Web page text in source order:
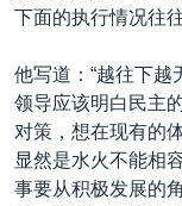
下面的执行情况往
他写道：“越往下越
领导应该明白民主
对策，想在现有的
显然是水火不能相
事要从积极发展的